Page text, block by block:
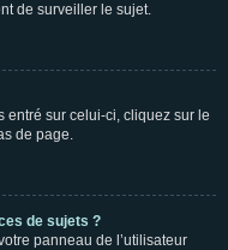
de surveiller le sujet.
entré sur celui-ci, cliquez sur le
de page.
de sujets ?
panneau de l’utilisateur